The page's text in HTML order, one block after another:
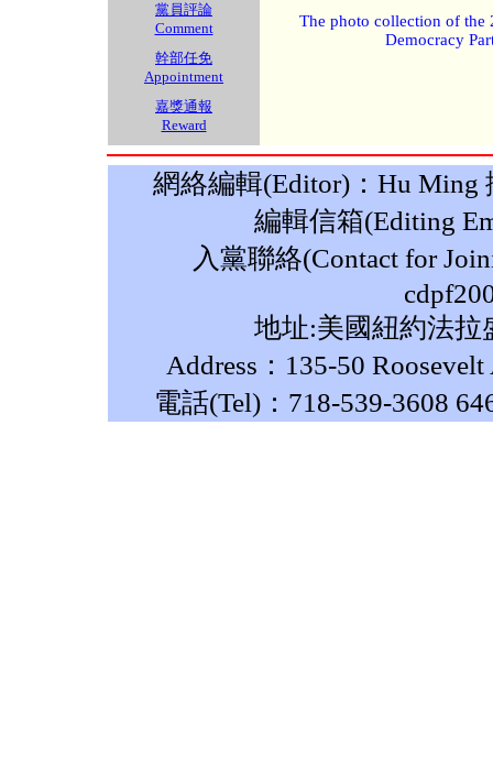
黨員評論
Comment
幹部任免
Appointment
嘉獎通報
Reward
The photo collection of the
Democracy
網絡編輯(Editor)：Hu Ming
編輯信箱(Editing
入黨聯絡(Contact for
地址:美國紐約法拉
Address：135-50
電話(Tel)：718-539-3608